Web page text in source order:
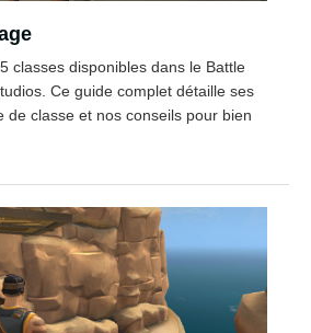
classes disponibles dans le Battle
Ce guide complet détaille ses
de classe et nos conseils pour bien